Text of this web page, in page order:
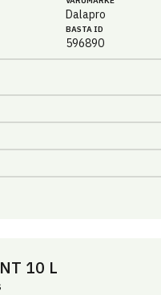
Dalapro
BASTA ID
596890
10 L